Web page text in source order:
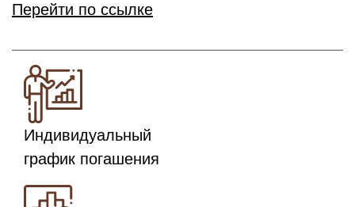
Перейти по ссылке
Индивидуальный
график погашения